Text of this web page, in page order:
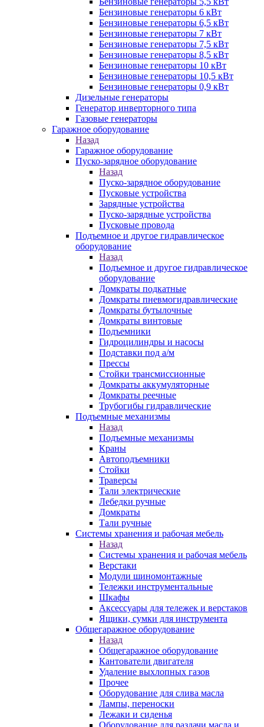
Бензиновые генераторы 6 кВт
Бензиновые генераторы 6,5 кВт
Бензиновые генераторы 7 кВт
Бензиновые генераторы 7,5 кВт
Бензиновые генераторы 8,5 кВт
Бензиновые генераторы 10 кВт
Бензиновые генераторы 10,5 кВт
Бензиновые генераторы 0,9 кВт
Дизельные генераторы
Генератор инверторного типа
Газовые генераторы
Гаражное оборудование
Назад
Гаражное оборудование
Пуско-зарядное оборудование
Назад
Пуско-зарядное оборудование
Пусковые устройства
Зарядные устройства
Пуско-зарядные устройства
Пусковые провода
Подъемное и другое гидравлическое
оборудование
Назад
Подъемное и другое гидравлическое
оборудование
Домкраты подкатные
Домкраты пневмогидравлические
Домкраты бутылочные
Домкраты винтовые
Подъемники
Гидроцилиндры и насосы
Подставки под а/м
Прессы
Стойки трансмиссионные
Домкраты аккумуляторные
Домкраты реечные
Трубогибы гидравлические
Подъемные механизмы
Назад
Подъемные механизмы
Краны
Автоподъемники
Стойки
Траверсы
Тали электрические
Лебедки ручные
Домкраты
Тали ручные
Системы хранения и рабочая мебель
Назад
Системы хранения и рабочая мебель
Верстаки
Модули шиномонтажные
Тележки инструментальные
Шкафы
Аксессуары для тележек и верстаков
Ящики, сумки для инструмента
Общегаражное оборудование
Назад
Общегаражное оборудование
Кантователи двигателя
Удаление выхлопных газов
Прочее
Оборудование для слива масла
Лампы, переноски
Лежаки и сиденья
Оборудование для раздачи масла и